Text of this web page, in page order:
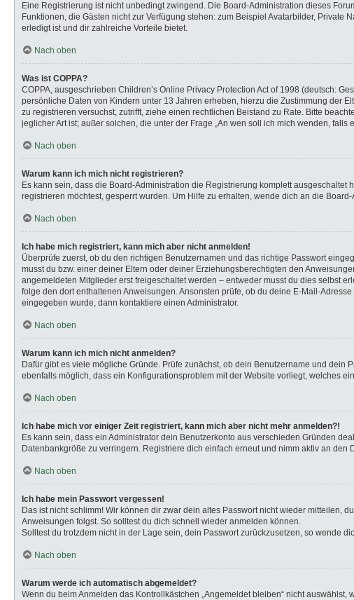
Eine Registrierung ist nicht unbedingt zwingend. Die Board-Administration dieses
Funktionen, die Gästen nicht zur Verfügung stehen: zum Beispiel Avatarbilder, Private
erledigt ist und dir zahlreiche Vorteile bietet.
Nach oben
Was ist COPPA?
COPPA, ausgeschrieben Children’s Online Privacy Protection Act of 1998 (deutsch:
persönliche Daten von Kindern unter 13 Jahren erheben, hierzu die Zustimmung der
zu registrieren versuchst, zutrifft, ziehe einen rechtlichen Beistand zu Rate. Bitte
jeglicher Art ist; außer solchen, die unter der Frage „An wen soll ich mich wenden,
Nach oben
Warum kann ich mich nicht registrieren?
Es kann sein, dass die Board-Administration die Registrierung komplett
registrieren möchtest, gesperrt wurden. Um Hilfe zu erhalten, wende dich an die
Nach oben
Ich habe mich registriert, kann mich aber nicht anmelden!
Überprüfe zuerst, ob du den richtigen Benutzernamen und das richtige Passwort
musst du bzw. einer deiner Eltern oder deiner Erziehungsberechtigten den
angemeldeten Mitglieder erst freigeschaltet werden – entweder musst du dies selbst
folge den dort enthaltenen Anweisungen. Ansonsten prüfe, ob du deine E-Mail-
eingegeben wurde, dann kontaktiere einen Administrator.
Nach oben
Warum kann ich mich nicht anmelden?
Dafür gibt es viele mögliche Gründe. Prüfe zunächst, ob dein Benutzername und
ebenfalls möglich, dass ein Konfigurationsproblem mit der Website vorliegt, welches
Nach oben
Ich habe mich vor einiger Zeit registriert, kann mich aber nicht mehr anmelden?!
Es kann sein, dass ein Administrator dein Benutzerkonto aus verschieden Gründen
Datenbankgröße zu verringern. Registriere dich einfach erneut und nimm aktiv an den
Nach oben
Ich habe mein Passwort vergessen!
Das ist nicht schlimm! Wir können dir zwar dein altes Passwort nicht wieder mitteilen,
Anweisungen folgst. So solltest du dich schnell wieder anmelden können.
Solltest du trotzdem nicht in der Lage sein, dein Passwort zurückzusetzen, so wende
Nach oben
Warum werde ich automatisch abgemeldet?
Wenn du beim Anmelden das Kontrollkästchen „Angemeldet bleiben“ nicht